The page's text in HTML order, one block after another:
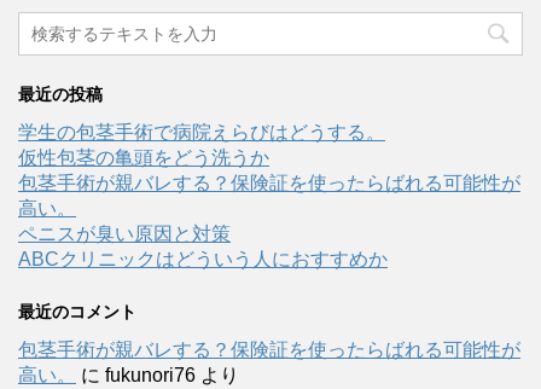
最近の投稿
学生の包茎手術で病院えらびはどうする。
仮性包茎の亀頭をどう洗うか
包茎手術が親バレする？保険証を使ったらばれる可能性が
高い。
ペニスが臭い原因と対策
ABCクリニックはどういう人におすすめか
最近のコメント
包茎手術が親バレする？保険証を使ったらばれる可能性が
高い。
に fukunori76 より